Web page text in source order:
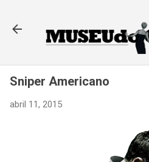
Sniper Americano
abril 11, 2015